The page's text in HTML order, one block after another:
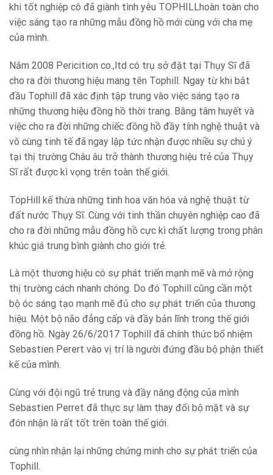
khi tốt nghiệp cô đã giành tình yêu TOPHILLhoàn toàn cho
việc sáng tạo ra những mẫu đồng hồ mới cùng với cha mẹ
của mình.
Năm 2008 Pericition co.,ltd có trụ sở đặt tại Thụy Sĩ đã
cho ra đời thương hiệu mang tên Tophill. Ngay từ khi bắt
đầu Tophill đã xác định tập trung vào việc sáng tạo ra
những thương hiệu đồng hồ thời trang. Bằng tâm huyết và
việc cho ra đời những chiếc đồng hồ đầy tính nghệ thuật và
vô cùng tinh tế đã ngay lập tức nhận được nhiều sự chú ý
tại thị trường Châu âu trở thành thương hiệu trẻ của Thụy
Sĩ rất được kì vọng trên toàn thế giới.
TopHill kế thừa những tinh hoa văn hóa và nghệ thuật từ
đất nước Thụy Sĩ. Cùng với tinh thần chuyên nghiệp cao đã
cho ra đời những mẫu đồng hồ cực kì chất lượng trong phân
khúc giá trung bình giành cho giới trẻ.
Là một thương hiệu có sự phát triển mạnh mẽ và mở rộng
thị trường cách nhanh chóng. Do đó Tophill cũng cần một
bộ óc sáng tạo mạnh mẽ đủ cho sự phát triển của thương
hiệu. Một bộ não đẳng cấp và đầy bản lĩnh trong thế giới
đồng hồ. Ngày 26/6/2017 Tophill đã chính thức bổ nhiệm
Sebastien Perert vào vị trí là người đứng đầu bộ phận thiết
kế của mình.
Cùng với đội ngũ trẻ trung và đầy năng động của mình
Sebastien Perret đã thực sự làm thay đổi bộ mặt và sự
đón nhận là rất tốt trên toàn thế giới.
cùng nhìn nhận lại những chứng minh cho sự phát triển của
Tophill.